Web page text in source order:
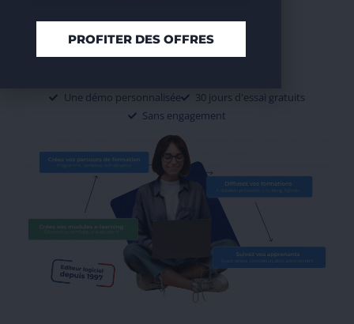
Réservez votre démo
Une démo personnalisée
30 jours d'essai gratuits
Sans engagement
PROFITER DES OFFRES